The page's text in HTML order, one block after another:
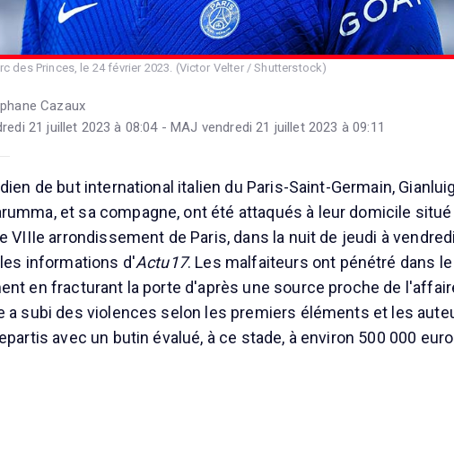
des Princes, le 24 février 2023. (Victor Velter / Shutterstock)
Cazaux
21 juillet 2023 à 08:04 - MAJ vendredi 21 juillet 2023 à 09:11
de but international italien du Paris-Saint-Germain,
et sa compagne, ont été attaqués à leur domicile situé
VIIIe arrondissement de Paris, dans la nuit de jeudi à
informations d'Actu17. Les malfaiteurs ont pénétré dans le
en fracturant la porte d'après une source proche de
a subi des violences selon les premiers éléments et les
avec un butin évalué, à ce stade, à environ 500 000